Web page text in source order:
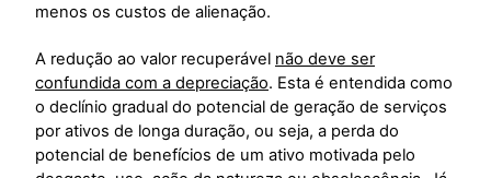
menos os custos de alienação.
A redução ao valor recuperável não deve ser
confundida com a depreciação. Esta é entendida como
o declínio gradual do potencial de geração de serviços
por ativos de longa duração, ou seja, a perda do
potencial de benefícios de um ativo motivada pelo